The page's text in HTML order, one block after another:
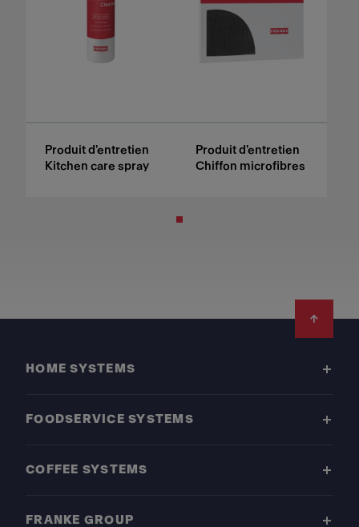
Produit d'entretien
Kitchen care spray
Produit d'entretien
Chiffon microfibres
HOME SYSTEMS
FOODSERVICE SYSTEMS
COFFEE SYSTEMS
FRANKE GROUP